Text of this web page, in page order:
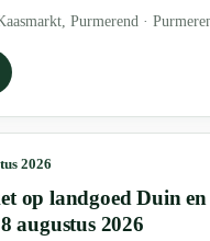
Purmerend ·
2026
op landgoed Duin en
augustus 2026